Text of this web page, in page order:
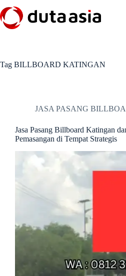
to
content
Tag BILLBOARD KATINGAN
JASA PASANG
Jasa Pasang Billboard Katingan
Pemasangan di Tempat Strategis